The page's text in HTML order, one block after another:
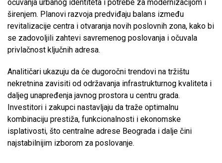
očuvanja urbanog identiteta i potrebe za modernizacijom i
širenjem. Planovi razvoja predviđaju balans između
revitalizacije centra i otvaranja novih poslovnih zona, kako bi
se zadovoljili zahtevi savremenog poslovanja i očuvala
privlačnost ključnih adresa.
Analitičari ukazuju da će dugoročni trendovi na tržištu
nekretnina zavisiti od održavanja infrastrukturnog kvaliteta i
daljeg unapređenja javnog prostora u centru grada.
Investitori i zakupci nastavljaju da traže optimalnu
kombinaciju prestiža, funkcionalnosti i ekonomske
isplativosti, što centralne adrese Beograda i dalje čini
najstabilnijim izborom za poslovanje.